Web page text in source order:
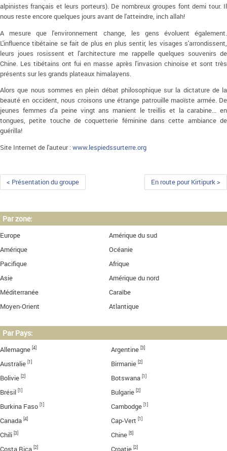
alpinistes français et leurs porteurs). De nombreux groupes font demi tour. Il
nous reste encore quelques jours avant de l'atteindre, inch allah!
A mesure que l'environnement change, les gens évoluent également.
L'influence tibétaine se fait de plus en plus sentir, les visages s'arrondissent,
leurs joues rosissent et l'architecture me rappelle quelques souvenirs de
Chine. Les tibétains ont fui en masse après l'invasion chinoise et sont très
présents sur les grands plateaux himalayens.
Alors que nous sommes en plein débat philosophique sur la dictature de la
beauté en occident, nous croisons une étrange patrouille maoïste armée. De
jeunes femmes d'a peine vingt ans manient le treillis et la carabine... en
tongues, petite touche de coquetterie féminine dans cette ambiance de
guérilla!
Site Internet de l'auteur :www.lespiedssurterre.org
< Présentation du groupe En route pour Kirtipurk >
Par zone:
Europe
Amérique du sud
Amérique
Océanie
Pacifique
Afrique
Asie
Amérique du nord
Méditerranée
Caraïbe
Moyen-Orient
Atlantique
Par Pays:
Allemagne [4] Argentine [3]
Australie [1] Birmanie [2]
Bolivie [2] Botswana [1]
Brésil [1] Bulgarie [2]
Burkina Faso [1] Cambodge [1]
Canada [4] Cap-Vert [1]
Chili [3] Chine [5]
[2] [2]